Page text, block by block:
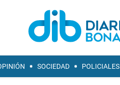
SOCIEDAD POLICIALES